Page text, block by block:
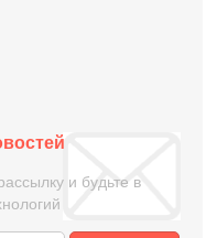
и будьте в